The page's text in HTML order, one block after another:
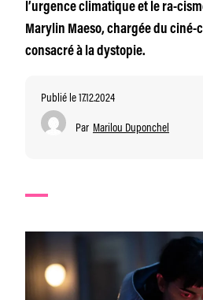
l’urgence climatique et le ra-
Marylin Maeso, chargée du
consacré à la dystopie.
Publié le 17.12.2024
Par Marilou Duponchel